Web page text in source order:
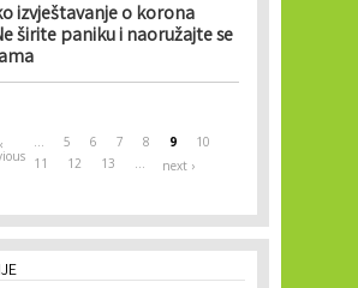
izvještavanje o korona
širite paniku i naoružajte se
‹ … 5 6 7 8 9
10
11
12 13 …
next ›